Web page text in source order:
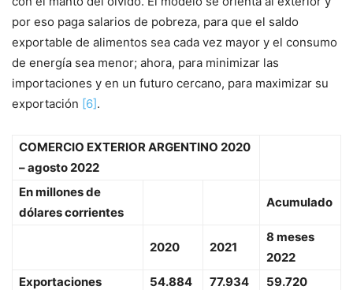
por eso paga salarios de pobreza, para que el saldo
exportable de alimentos sea cada vez mayor y el consumo
de energía sea menor; ahora, para minimizar las
importaciones y en un futuro cercano, para maximizar su
exportación [6].
COMERCIO EXTERIOR ARGENTINO 2020
– agosto 2022
En millones de
dólares corrientes
Acumulado
2020 2021
8 meses
2022
Exportaciones
54.884 77.934
59.720